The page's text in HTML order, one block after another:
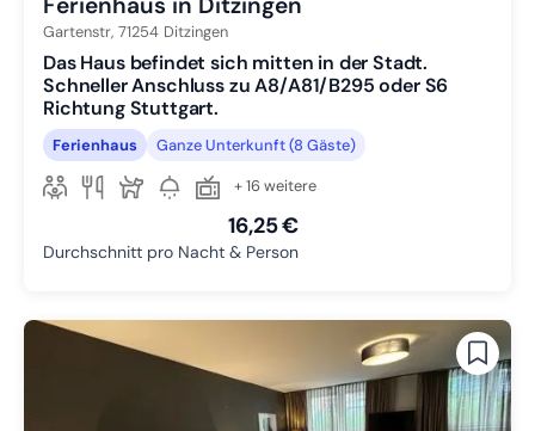
Gartenstr, 71254 Ditzingen
Das Haus befindet sich mitten in der Stadt.
Schneller Anschluss zu A8/A81/B295 oder S6
Richtung Stuttgart.
Ferienhaus Ganze Unterkunft (8 Gäste)
+ 16 weitere
16,25 €
Durchschnitt pro Nacht & Person